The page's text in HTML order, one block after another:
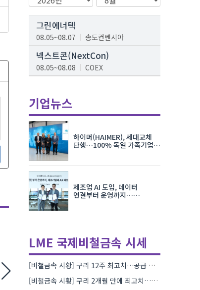
그린에너텍
08.05~08.07 송도컨벤시아
넥스트콘(NextCon)
08.05~08.08 COEX
08.19~08.21
K-PRINT
08.19~08.22
자율주행모빌리티산업전
08.25~08.27
차세대 반도체 패키징 산업전
08.26~08.28 수원컨벤션센터
기업뉴스
하이머(HAIMER), 세대교체
단행…100% 독일 가족기업
제조업 AI 도입, 데이터
연결부터 운영까지…
LME 국제비철금속 시세
[비철금속 시황] 구리 12주 최고치…공급 부족 우려에 강세
[비철금속 시황] 구리 2개월 만에 최고치…재고 감소에 공급 부족 우려 확대